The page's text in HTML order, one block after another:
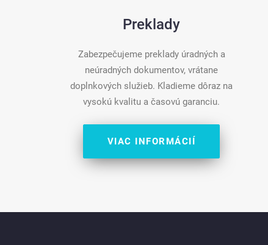
Preklady
Zabezpečujeme preklady úradných a
neúradných dokumentov, vrátane
doplnkových služieb. Kladieme dôraz na
vysokú kvalitu a časovú garanciu.
VIAC INFORMÁCIÍ